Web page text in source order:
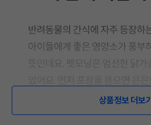
상품정보 더보기